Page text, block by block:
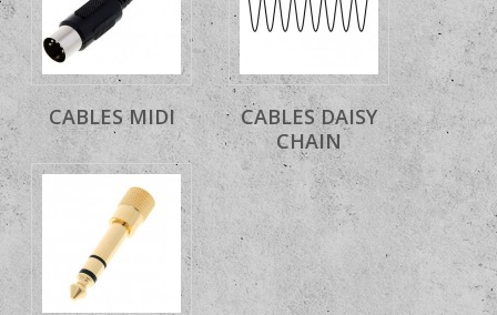
CABLES MIDI
CABLES DAISY
CHAIN